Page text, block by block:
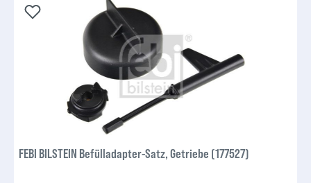
FEBI BILSTEIN Befülladapter-Satz, Getriebe (177527)